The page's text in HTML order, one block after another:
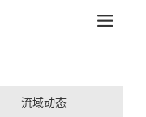
流域动态